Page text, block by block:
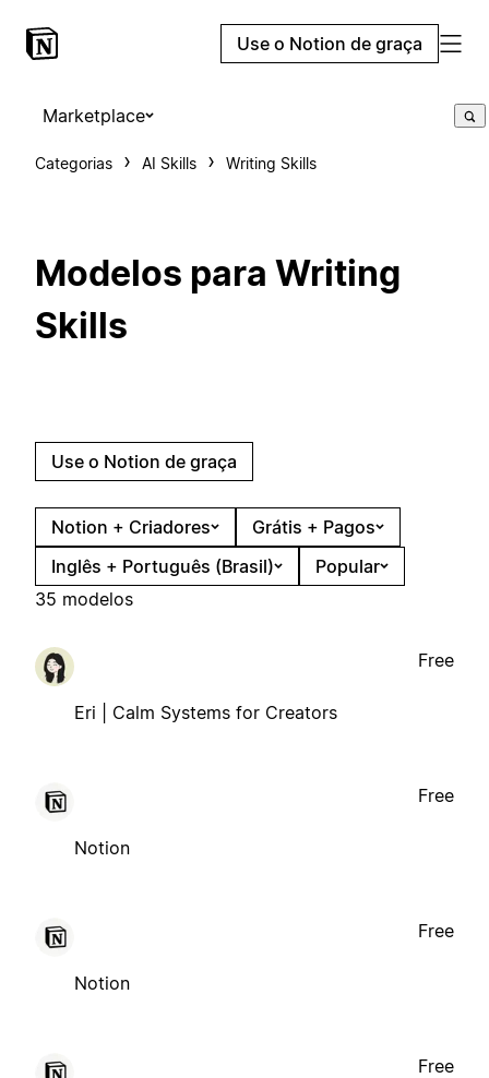
Use o Notion de graça
Marketplace
Categorias AI Skills Writing Skills
Modelos para Writing
Skills
Use o Notion de graça
Notion + Criadores
Grátis + Pagos
Inglês + Português (Brasil)
Popular
35 modelos
Eri | Calm Systems for Creators
Free
Notion
Free
Notion
Free
Free